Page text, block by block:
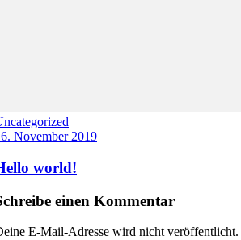
November 2019
world!
einen Kommentar
E-Mail-Adresse wird nicht veröffentlicht.